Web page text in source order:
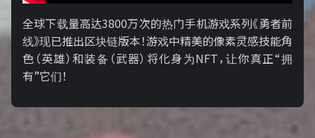
全球下载量高达3800万次的热门手机游戏系列《勇者前
线》现已推出区块链版本！游戏中精美的像素灵感技能角
色（英雄）和装备（武器）将化身为NFT，让你真正“拥
有”它们！